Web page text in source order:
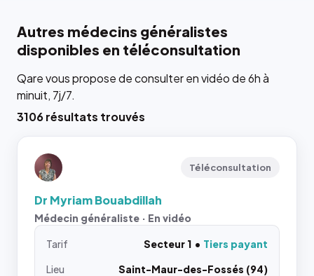
Autres médecins généralistes
disponibles en téléconsultation
Qare vous propose de consulter en vidéo de 6h à
minuit, 7j/7.
3106 résultats trouvés
Téléconsultation
Dr Myriam Bouabdillah
Médecin généraliste · En vidéo
Tarif Secteur 1
Tiers payant
Lieu
Saint-Maur-des-Fossés (94)